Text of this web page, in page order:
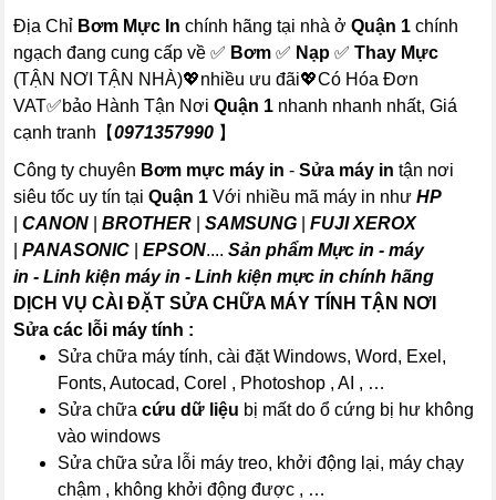
Địa Chỉ Bơm Mực Inchính hãng tại nhà ởQuận 1chính
ngạch đang cung cấp về ✅ Bơm ✅ Nạp ✅ Thay Mực
(TẬN NƠI TẬN NHÀ)💖nhiều ưu đãi💖Có Hóa Đơn
VAT✅bảo Hành Tận NơiQuận 1 nhanh nhanh nhất, Giá
cạnh tranh【0971357990 】
Công ty chuyên Bơm mực máy in - Sửa máy in tận nơi
siêu tốc uy tín tạiQuận 1 Với nhiều mã máy in nhưHP
|CANON |BROTHER |SAMSUNG |FUJI XEROX
|PANASONIC |EPSON....Sản phẩm Mực in - máy
in - Linh kiện máy in - Linh kiện mực in chính hãng
DỊCH VỤ CÀI ĐẶT SỬA CHỮA MÁY TÍNH TẬN NƠI
Sửa các lỗi máy tính :
Sửa chữa máy tính, cài đặt Windows, Word, Exel,
Fonts, Autocad, Corel , Photoshop , AI , …
Sửa chữacứu dữ liệu bị mất do ổ cứng bị hư không
vào windows
Sửa chữa sửa lỗi máy treo, khởi động lại, máy chạy
chậm , không khởi động được , …